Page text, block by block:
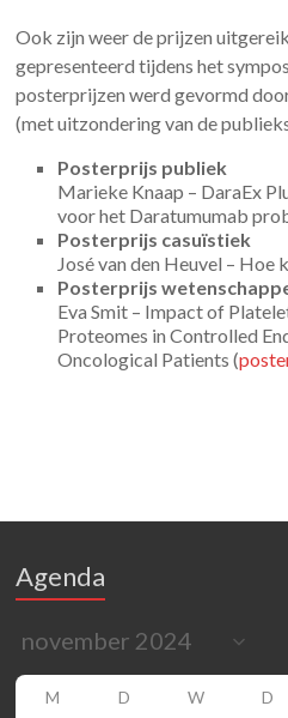
Ook zijn weer de prijzen
gepresenteerd tijdens het
posterprijzen werd gevormd
(met uitzondering van de
Posterprijs publiek
Marieke Knaap – DaraEx
voor het Daratumumab
Posterprijs casuïstiek
José van den Heuvel – Hoe
Posterprijs
Eva Smit – Impact of
Proteomes in Controlled
Oncological Patients (
Agenda
M D W D